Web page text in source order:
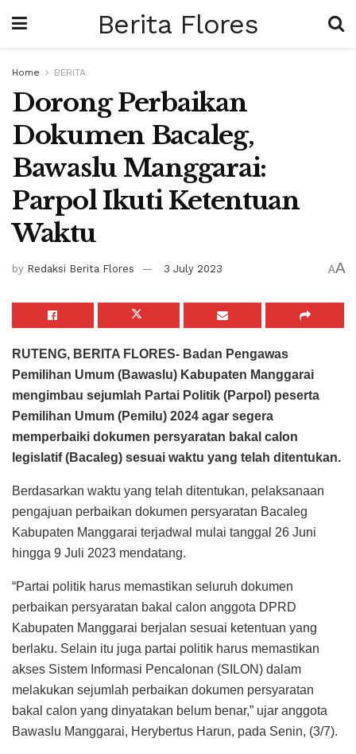
Berita Flores
Home BERITA
Dorong Perbaikan
Dokumen Bacaleg,
Bawaslu Manggarai:
Parpol Ikuti Ketentuan
Waktu
by Redaksi Berita Flores 3 July 2023 AA
RUTENG, BERITA FLORES- Badan Pengawas
Pemilihan Umum (Bawaslu) Kabupaten Manggarai
mengimbau sejumlah Partai Politik (Parpol) peserta
Pemilihan Umum (Pemilu) 2024 agar segera
memperbaiki dokumen persyaratan bakal calon
legislatif (Bacaleg) sesuai waktu yang telah ditentukan.
Berdasarkan waktu yang telah ditentukan, pelaksanaan
pengajuan perbaikan dokumen persyaratan Bacaleg
Kabupaten Manggarai terjadwal mulai tanggal 26 Juni
hingga 9 Juli 2023 mendatang.
“Partai politik harus memastikan seluruh dokumen
perbaikan persyaratan bakal calon anggota DPRD
Kabupaten Manggarai berjalan sesuai ketentuan yang
berlaku. Selain itu juga partai politik harus memastikan
akses Sistem Informasi Pencalonan (SILON) dalam
melakukan sejumlah perbaikan dokumen persyaratan
bakal calon yang dinyatakan belum benar,” ujar anggota
Bawaslu Manggarai, Herybertus Harun, pada Senin, (3/7).